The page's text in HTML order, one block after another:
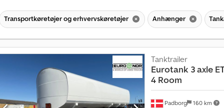
Transportkøretøjer og erhvervskøretøjer Anhænger
Padborg 160 km
Tanktrailer
Eurotank 3 axle
4 Room